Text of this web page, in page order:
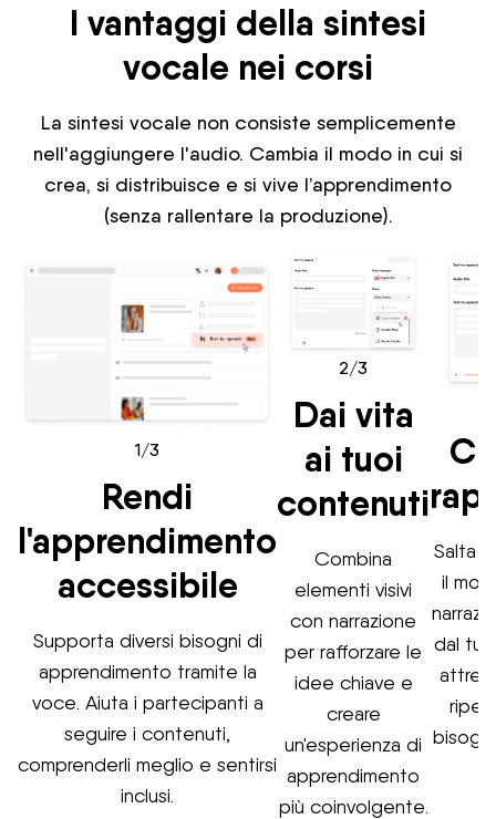
I vantaggi della sintesi
vocale nei corsi
La sintesi vocale non consiste semplicemente
nell'aggiungere l'audio. Cambia il modo in cui si
crea, si distribuisce e si vive l’apprendimento
(senza rallentare la produzione).
1/3
Rendi
l'apprendimento
accessibile
Supporta diversi bisogni di
apprendimento tramite la
voce. Aiuta i partecipanti a
seguire i contenuti,
comprenderli meglio e sentirsi
inclusi.
2/3
Dai vita
ai tuoi
contenuti
Combina
elementi visivi
con narrazione
per rafforzare le
idee chiave e
creare
un'esperienza di
apprendimento
più coinvolgente.
Salta
il
dal